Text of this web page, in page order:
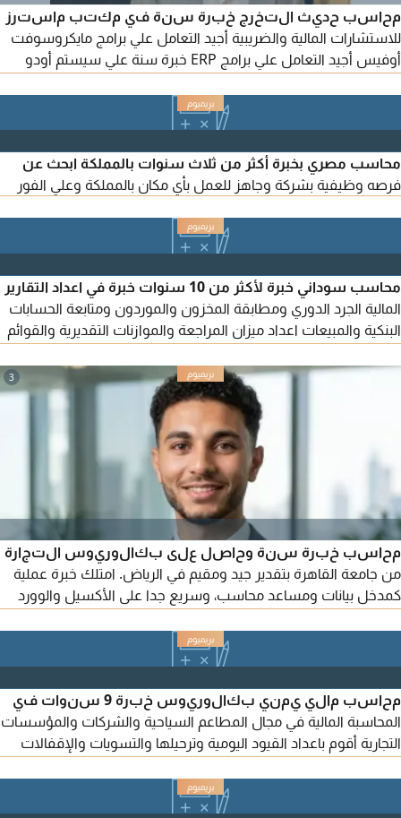
محاسب حديث التخرج خبرة سنة في مكتب ماسترز
للاستشارات المالية والضريبية أجيد التعامل علي برامج مايكروسوفت
أوفيس أجيد التعامل علي برامج ERP خبرة سنة علي سيستم أودو
المهارات التقنية والمهارات الشخصية اسعي للحصول على فرصة
محاسب مصري بخبرة أكثر من ثلاث سنوات بالمملكة ابحث عن
فرصه وظيفية بشركة وجاهز للعمل بأي مكان بالمملكة وعلي الفور
محاسب سوداني خبرة لأكثر من 10 سنوات خبرة في اعداد التقارير
المالية الجرد الدوري ومطابقة المخزون والموردون ومتابعة الحسابات
البنكية والمبيعات اعداد ميزان المراجعة والموازنات التقديرية والقوائم
وبعض المنصات الحكومية متواجد في الدمام إقامة سارية رخصة قيادة
3
محاسب خبرة سنة وحاصل على بكالوريوس التجارة
من جامعة القاهرة بتقدير جيد ومقيم في الرياض. امتلك خبرة عملية
كمدخل بيانات ومساعد محاسب، وسريع جدا على الأكسيل والوورد
انضم فيها لفريقكم وأقدم أفضل ما عندي. يسعدني تواصلكم معي
محاسب مالي يمني بكالوريوس خبرة 9 سنوات في
المحاسبة المالية في مجال المطاعم السياحية والشركات والمؤسسات
التجارية أقوم باعداد القيود اليومية وترحيلها والتسويات والإقفالات
ورفعها للادارات العليا والقدرة على استخدام البرامج المحاسبية ERP
واستخدام برامج الا وفس والاكسل واعداد الاقرارات الضريبية
ورفعها ابحث عن عمل محاسب